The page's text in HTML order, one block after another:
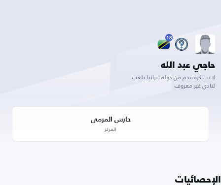
18
حاجي عبد الله
لاعب كرة قدم من دولة تنزانيا يلعب
لنادي غير معروف
حارس المرمى
المركز
الإحصائيات